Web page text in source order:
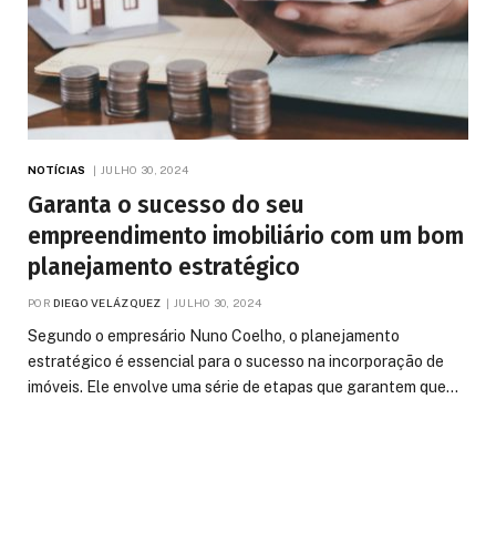
NOTÍCIAS JULHO 30, 2024
Garanta o sucesso do seu
empreendimento imobiliário com um bom
planejamento estratégico
POR DIEGO VELÁZQUEZ JULHO 30, 2024
Segundo o empresário Nuno Coelho, o planejamento
estratégico é essencial para o sucesso na incorporação de
imóveis. Ele envolve uma série de etapas que garantem que…